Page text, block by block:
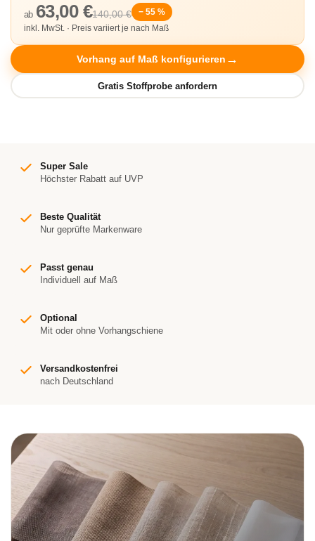
140,00 €
ab 63,00 €
− 55 %
inkl. MwSt. · Preis variiert je nach Maß
Vorhang auf Maß konfigurieren
Super Sale
Höchster Rabatt auf UVP
Beste Qualität
Nur geprüfte Markenware
Passt genau
Individuell auf Maß
Optional
Mit oder ohne Vorhangschiene
Versandkostenfrei
nach Deutschland